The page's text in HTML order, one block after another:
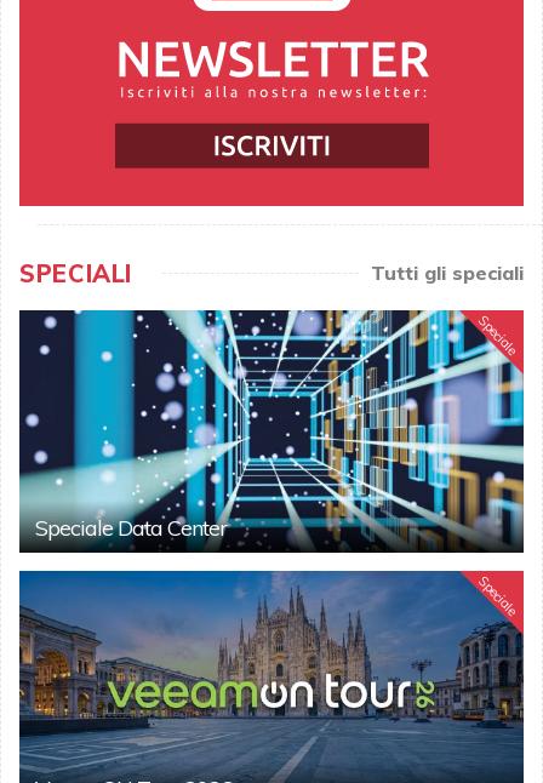
SPECIALI Tutti gli speciali
Speciale
Speciale Data Center
Speciale